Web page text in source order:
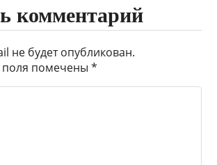
комментарий
не будет опубликован.
поля помечены*